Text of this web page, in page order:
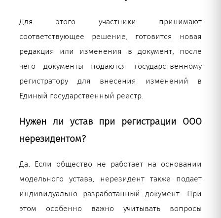
Для этого участники принимают
соответствующее решение, готовится новая
редакция или изменения в документ, после
чего документы подаются государственному
регистратору для внесения изменений в
Единый государственный реестр.
Нужен ли устав при регистрации ООО
нерезидентом?
Да. Если общество не работает на основании
модельного устава, нерезидент также подает
индивидуально разработанный документ. При
этом особенно важно учитывать вопросы